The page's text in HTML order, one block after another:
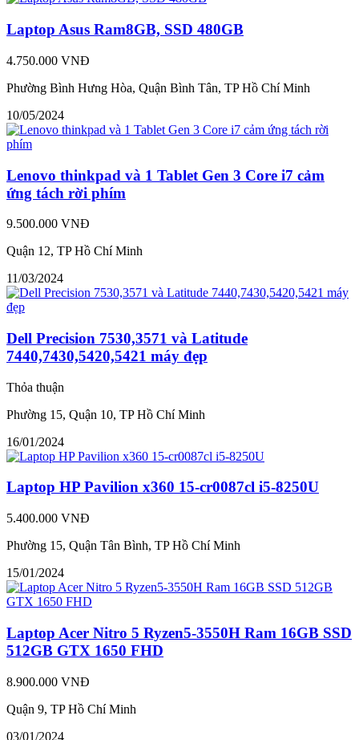
Laptop Asus Ram8GB, SSD 480GB
4.750.000 VNĐ
Phường Bình Hưng Hòa, Quận Bình Tân, TP Hồ Chí Minh
10/05/2024
Lenovo thinkpad và 1 Tablet Gen 3 Core i7 cảm
ứng tách rời phím
9.500.000 VNĐ
Quận 12, TP Hồ Chí Minh
11/03/2024
Dell Precision 7530,3571 và Latitude
7440,7430,5420,5421 máy đẹp
Thỏa thuận
Phường 15, Quận 10, TP Hồ Chí Minh
16/01/2024
Laptop HP Pavilion x360 15-cr0087cl i5-8250U
5.400.000 VNĐ
Phường 15, Quận Tân Bình, TP Hồ Chí Minh
15/01/2024
Laptop Acer Nitro 5 Ryzen5-3550H Ram 16GB SSD
512GB GTX 1650 FHD
8.900.000 VNĐ
Quận 9, TP Hồ Chí Minh
03/01/2024